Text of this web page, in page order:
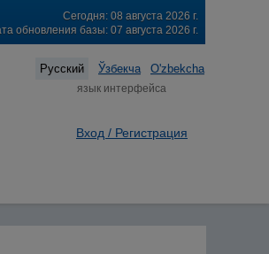
Сегодня: 08 августа 2026 г.
обновления базы: 07 августа 2026 г.
Русский Ўзбекча O'zbekcha
язык интерфейса
Вход / Регистрация